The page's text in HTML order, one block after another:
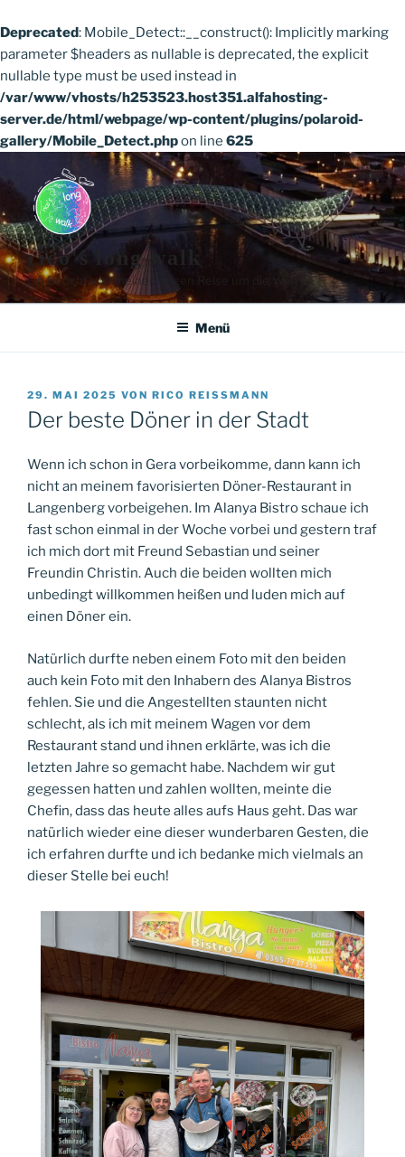
Deprecated: Mobile_Detect::__construct(): Implicitly marking
parameter $headers as nullable is deprecated, the explicit
nullable type must be used instead in
/var/www/vhosts/h253523.host351.alfahosting-
server.de/html/webpage/wp-content/plugins/polaroid-
gallery/Mobile_Detect.phpon line 625
Inhalt
springen
rico's long walk
Ein Bericht von meiner langen Reise um die Welt
Menü
VERÖFFENTLICHT
AM
29. MAI 2025 VON RICO REISSMANN
Der beste Döner in der Stadt
Wenn ich schon in Gera vorbeikomme, dann kann ich
nicht an meinem favorisierten Döner-Restaurant in
Langenberg vorbeigehen. Im Alanya Bistro schaue ich
fast schon einmal in der Woche vorbei und gestern traf
ich mich dort mit Freund Sebastian und seiner
Freundin Christin. Auch die beiden wollten mich
unbedingt willkommen heißen und luden mich auf
einen Döner ein.
Natürlich durfte neben einem Foto mit den beiden
auch kein Foto mit den Inhabern des Alanya Bistros
fehlen. Sie und die Angestellten staunten nicht
schlecht, als ich mit meinem Wagen vor dem
Restaurant stand und ihnen erklärte, was ich die
letzten Jahre so gemacht habe. Nachdem wir gut
gegessen hatten und zahlen wollten, meinte die
Chefin, dass das heute alles aufs Haus geht. Das war
natürlich wieder eine dieser wunderbaren Gesten, die
ich erfahren durfte und ich bedanke mich vielmals an
dieser Stelle bei euch!